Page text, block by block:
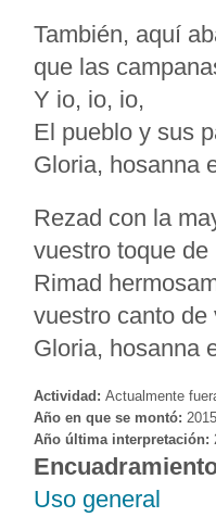
También, aquí
que las
Y io, io, io,
El pueblo y sus
Gloria, hosanna
Rezad con la
vuestro toque
Rimad
vuestro canto
Gloria, hosanna
Actividad: Actualmente
Año en que se montó: 2015
Año última interpretación:
Uso general